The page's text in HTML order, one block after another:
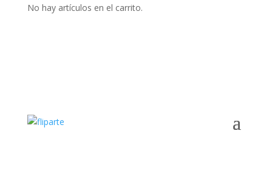
No hay artículos en el carrito.